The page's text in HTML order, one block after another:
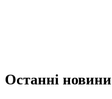
Останні новини